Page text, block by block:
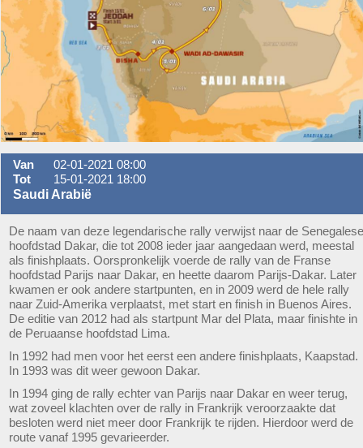
Van
02-01-2021 08:00
Tot
15-01-2021 18:00
Saudi Arabië
De naam van deze legendarische rally verwijst naar de Senegalese
hoofdstad Dakar, die tot 2008 ieder jaar aangedaan werd, meestal
als finishplaats. Oorspronkelijk voerde de rally van de Franse
hoofdstad Parijs naar Dakar, en heette daarom Parijs-Dakar. Later
kwamen er ook andere startpunten, en in 2009 werd de hele rally
naar Zuid-Amerika verplaatst, met start en finish in Buenos Aires.
De editie van 2012 had als startpunt Mar del Plata, maar finishte in
de Peruaanse hoofdstad Lima.
In 1992 had men voor het eerst een andere finishplaats, Kaapstad.
In 1993 was dit weer gewoon Dakar.
In 1994 ging de rally echter van Parijs naar Dakar en weer terug,
wat zoveel klachten over de rally in Frankrijk veroorzaakte dat
besloten werd niet meer door Frankrijk te rijden. Hierdoor werd de
route vanaf 1995 gevarieerder.